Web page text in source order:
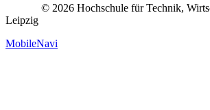
© 2026 Hochschule für Technik,
Leipzig
MobileNavi